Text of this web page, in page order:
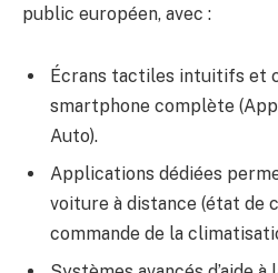
public européen, avec :
Écrans tactiles intuitifs et
smartphone complète
Auto).
Applications dédiées
voiture à distance (état de
commande de la